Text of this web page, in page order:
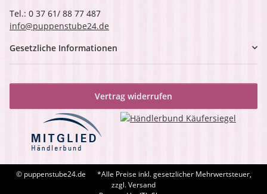
Tel.: 0 37 61/ 88 77 487
info@puppenstube24.de
Gesetzliche Informationen
Vertrag widerrufen
© puppenstube24.de
*Alle Preise inkl. gesetzlicher Mehrwertsteuer,
zzgl. Versand